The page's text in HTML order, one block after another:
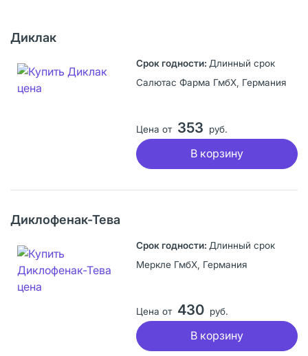
Диклак
Длинный срок
Салютас Фарма ГмбХ, Германия
Цена от 353 руб.
В корзину
Диклофенак-Тева
Длинный срок
Меркле ГмбХ, Германия
Цена от 430 руб.
В корзину